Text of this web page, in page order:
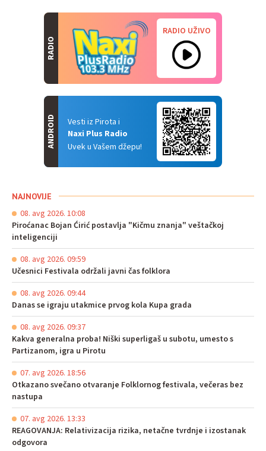
RADIO
RADIO UŽIVO
Vesti iz Pirota i
Naxi Plus Radio
Uvek u Vašem džepu!
ANDROID
NAJNOVIJE
08. avg 2026. 10:08
Piroćanac Bojan Ćirić postavlja "Kičmu znanja" veštačkoj
inteligenciji
08. avg 2026. 09:59
Učesnici Festivala održali javni čas folklora
08. avg 2026. 09:44
Danas se igraju utakmice prvog kola Kupa grada
08. avg 2026. 09:37
Kakva generalna proba! Niški superligaš u subotu, umesto s
Partizanom, igra u Pirotu
07. avg 2026. 18:56
Otkazano svečano otvaranje Folklornog festivala, večeras bez
nastupa
07. avg 2026. 13:33
REAGOVANJA: Relativizacija rizika, netačne tvrdnje i izostanak
odgovora